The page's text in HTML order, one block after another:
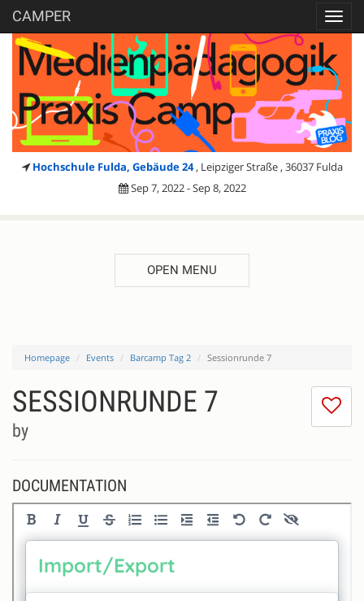
CAMPER
Hochschule Fulda, Gebäude 24 , Leipziger Straße , 36037 Fulda
Sep 7, 2022 - Sep 8, 2022
OPEN MENU
Homepage Events Barcamp Tag 2 Sessionrunde 7
I
SESSIONRUNDE 7
by
DOCUMENTATION